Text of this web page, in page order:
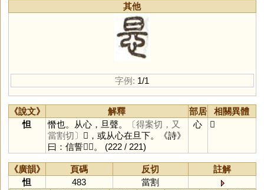
其他
字例: 1/1
《說文》 解釋 部居
相關異體
怛
憯也。从心，旦聲。
〔得案切，又
當割切〕
𢘇，或从心在旦下。《詩》
曰：信誓𢘇𢘇。 (222 / 221)
心 𢘇
《廣韻》 頁碼 反切
註解
怛
483
當割